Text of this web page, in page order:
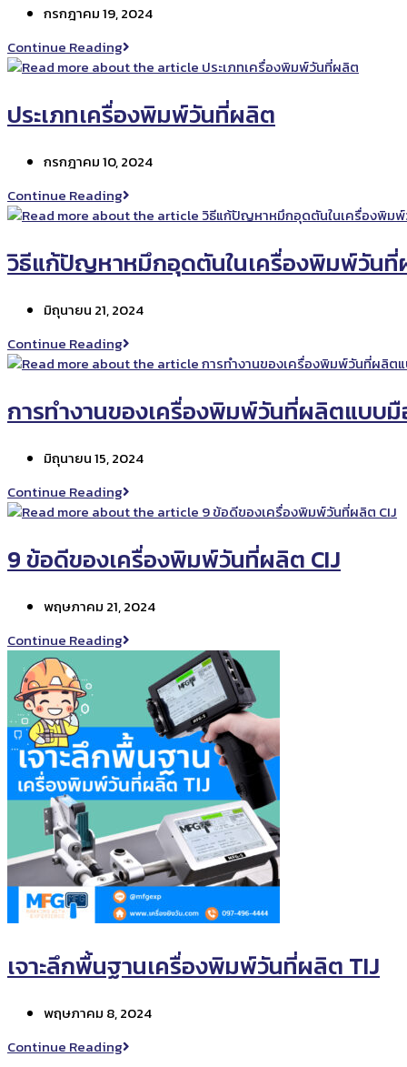
ผลิต
ของ
เครื่อง
ยิง
Post
กรกฎาคม 19, 2024
Continue Readingทำไม
ต้อง
เครื่องพิมพ์
วัน
ผลิต
ใน
อุตสาหกรรม
อาหาร
ประเภทเครื่องพิมพ์วันที่ผลิต
Post
กรกฎาคม 10, 2024
Continue Readingประเภท
เครื่องพิมพ์
ที่
ผลิต
วิธีแก้ปัญหาหมึกอุดตันในเครื่องพิมพ์วัน
Post
มิถุนายน 21, 2024
Continue Readingวิธี
แก้
หมึก
อุด
ใน
เครื่องพิมพ์
วัน
ที่
ผลิต
การทำงานของเครื่องพิมพ์วันที่ผลิตแบบ
Post
มิถุนายน 15, 2024
Continue Readingการ
ทำงาน
เครื่องพิมพ์
วัน
ผลิต
แบบ
มือ
9 ข้อดีของเครื่องพิมพ์วันที่ผลิต CIJ
Post
พฤษภาคม 21, 2024
Continue Reading9
เครื่องพิมพ์
ที่
ผลิต
CIJ
เจาะลึกพื้นฐานเครื่องพิมพ์วันที่ผลิต TIJ
Post
พฤษภาคม 8, 2024
Continue Readingเจาะ